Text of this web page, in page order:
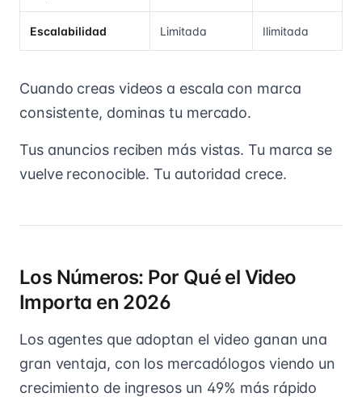
Escalabilidad Limitada Ilimitada
Cuando creas videos a escala con marca
consistente, dominas tu mercado.
Tus anuncios reciben más vistas. Tu marca se
vuelve reconocible. Tu autoridad crece.
Los Números: Por Qué el Video
Importa en 2026
Los agentes que adoptan el video ganan una
gran ventaja, con los mercadólogos viendo un
crecimiento de ingresos un 49% más rápido